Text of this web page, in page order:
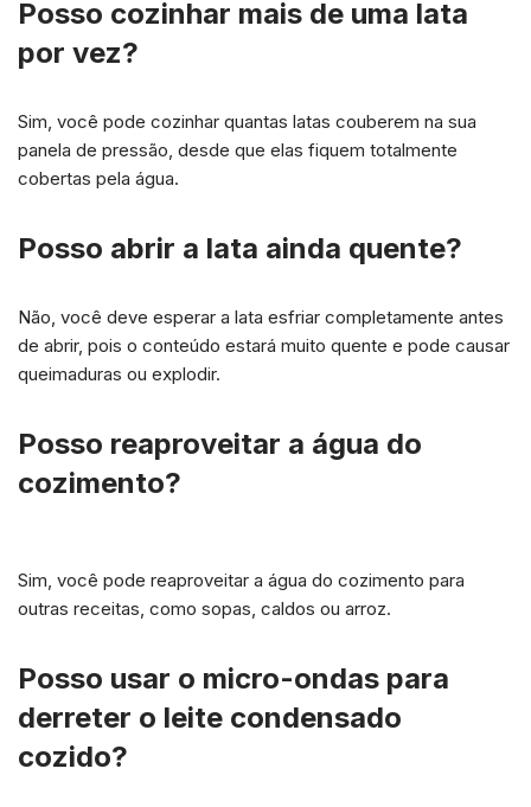
Posso cozinhar mais de uma lata
por vez?
Sim, você pode cozinhar quantas latas couberem na sua
panela de pressão, desde que elas fiquem totalmente
cobertas pela água.
Posso abrir a lata ainda quente?
Não, você deve esperar a lata esfriar completamente antes
de abrir, pois o conteúdo estará muito quente e pode causar
queimaduras ou explodir.
Posso reaproveitar a água do
cozimento?
Sim, você pode reaproveitar a água do cozimento para
outras receitas, como sopas, caldos ou arroz.
Posso usar o micro-ondas para
derreter o leite condensado
cozido?